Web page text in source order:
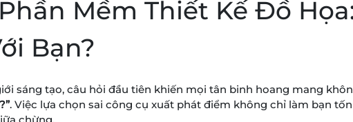
Mềm Thiết Kế Đồ
Bạn?
sáng tạo, câu hỏi đầu tiên khiến mọi tân binh hoang mang
. Việc lựa chọn sai công cụ xuất phát điểm không chỉ làm bạn
chừng.